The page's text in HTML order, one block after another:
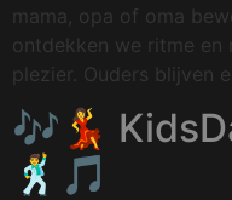
mama, opa of oma
ontdekken we ritme en
plezier. Ouders blijven
🎶💃
🕺🎵